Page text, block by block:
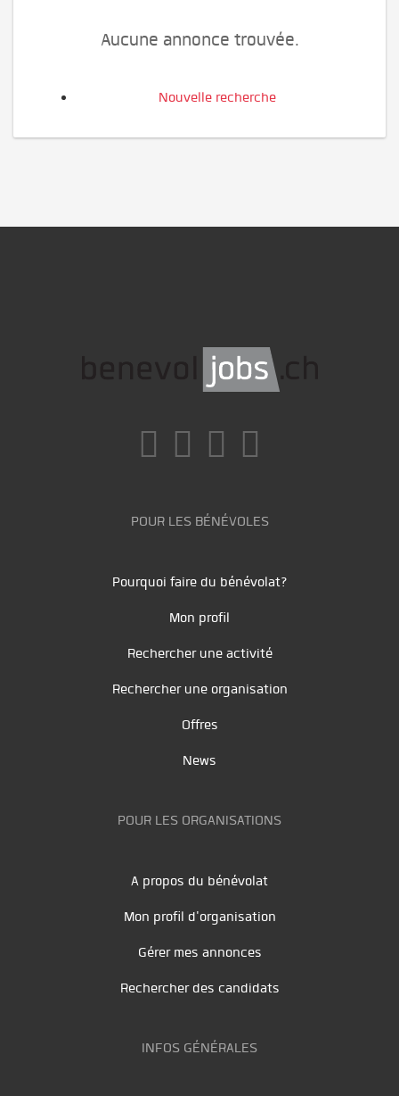
Aucune annonce trouvée.
Nouvelle recherche
POUR LES BÉNÉVOLES
Pourquoi faire du bénévolat?
Mon profil
Rechercher une activité
Rechercher une organisation
Offres
News
POUR LES ORGANISATIONS
A propos du bénévolat
Mon profil d'organisation
Gérer mes annonces
Rechercher des candidats
INFOS GÉNÉRALES